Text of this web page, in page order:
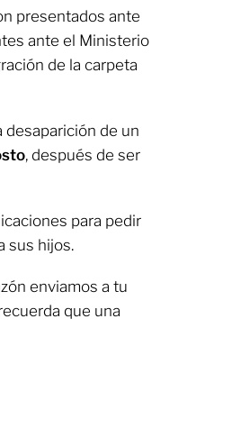
presentados ante
ante el Ministerio
de la carpeta
desaparición de un
, después de ser
para pedir
sus hijos.
enviamos a tu
que una